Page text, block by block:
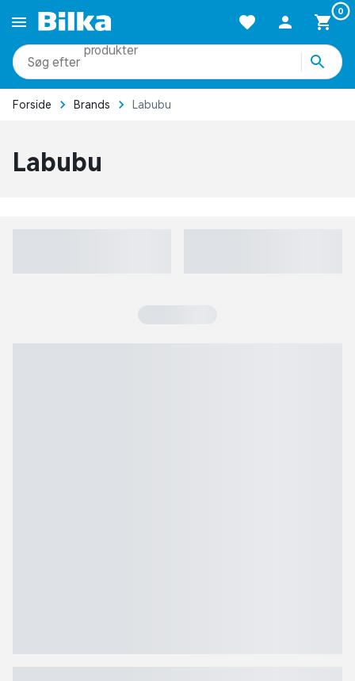
0
produkter
Forside Brands Labubu
Labubu